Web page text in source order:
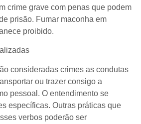
crime grave com penas que podem
prisão. Fumar maconha em
proibido.
consideradas crimes as condutas
ou trazer consigo a
pessoal. O entendimento se
específicas. Outras práticas que
verbos poderão ser